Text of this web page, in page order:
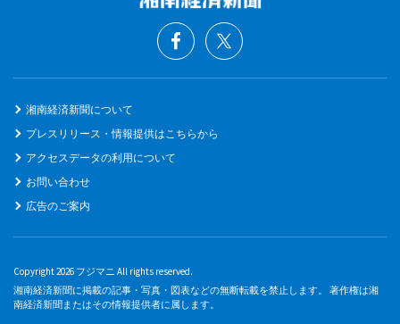
湘南経済新聞について
プレスリリース・情報提供はこちらから
アクセスデータの利用について
お問い合わせ
広告のご案内
Copyright 2026 フジマニ All rights reserved.
湘南経済新聞に掲載の記事・写真・図表などの無断転載を禁止します。 著作権は湘
南経済新聞またはその情報提供者に属します。